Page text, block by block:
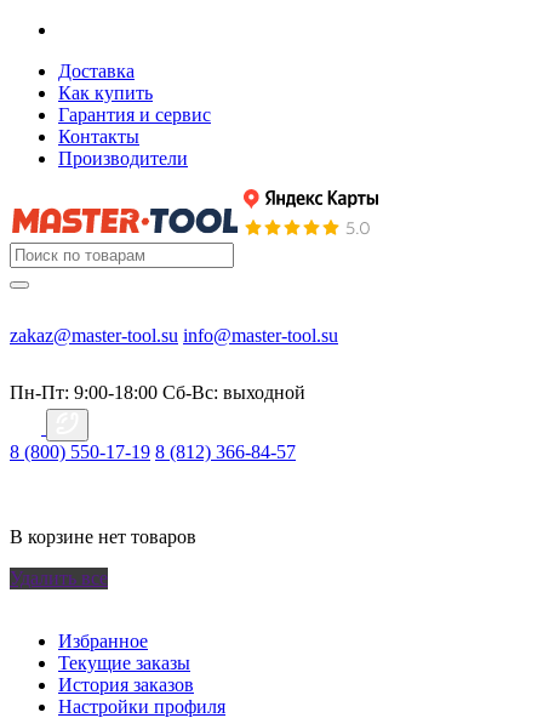
Доставка
Как купить
Гарантия и сервис
Контакты
Производители
zakaz@master-tool.su info@master-tool.su
Пн-Пт: 9:00-18:00 Cб-Вс: выходной
8 (800) 550-17-19 8 (812) 366-84-57
В корзине нет товаров
Удалить все
Избранное
Текущие заказы
История заказов
Настройки профиля